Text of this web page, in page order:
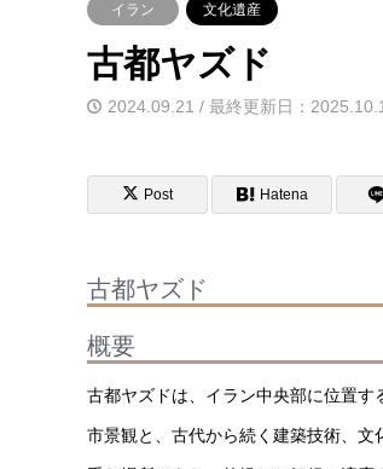
イラン 文化遺産
古都ヤズド
2024.09.21 / 最終更新日：
Post Hatena
古都ヤズド
概要
古都ヤズドは、イラン中央部に位置
市景観と、古代から続く建築技術、